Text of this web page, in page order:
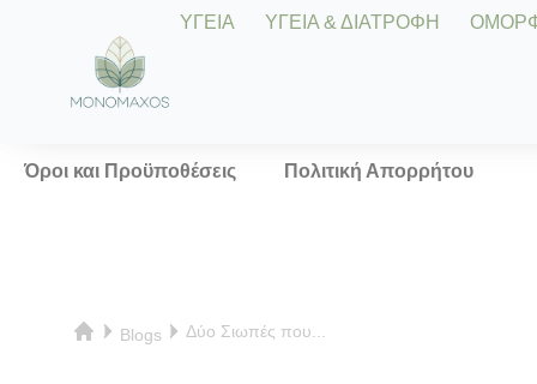
ΥΓΕΙΑ ΥΓΕΙΑ & ΔΙΑΤΡΟΦΗ
Όροι και Προϋποθέσεις Πολιτική Απορρήτου
Blogs Δύο Σιωπές που...